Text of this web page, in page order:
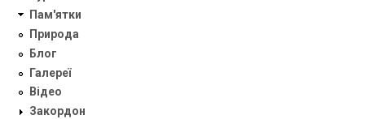
Пам'ятки
Природа
Блог
Галереї
Відео
Закордон